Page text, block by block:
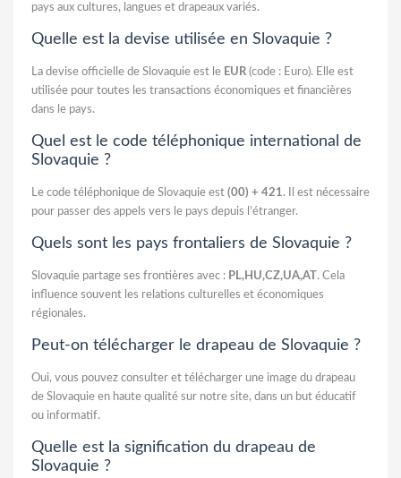
pays aux cultures, langues et drapeaux variés.
Quelle est la devise utilisée en Slovaquie ?
La devise officielle de Slovaquie est le EUR (code : Euro). Elle est
utilisée pour toutes les transactions économiques et financières
dans le pays.
Quel est le code téléphonique international de
Slovaquie ?
Le code téléphonique de Slovaquie est (00) + 421. Il est nécessaire
pour passer des appels vers le pays depuis l’étranger.
Quels sont les pays frontaliers de Slovaquie ?
Slovaquie partage ses frontières avec : PL,HU,CZ,UA,AT. Cela
influence souvent les relations culturelles et économiques
régionales.
Peut-on télécharger le drapeau de Slovaquie ?
Oui, vous pouvez consulter et télécharger une image du drapeau
de Slovaquie en haute qualité sur notre site, dans un but éducatif
ou informatif.
Quelle est la signification du drapeau de
Slovaquie ?